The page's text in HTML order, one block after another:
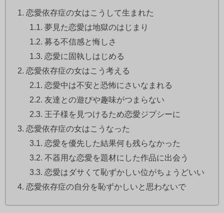
恋愛依存症の女はこうして生まれた
夢見た恋愛は地獄のはじまり
募る不信感と悔しさ
恋愛に固執しはじめる
恋愛依存症の女はこう考える
恋愛中は不安と恐怖にさいなまれる
友達との遊びや趣味がつまらない
王子様を見つけるため恋愛ジプシーに
恋愛依存症の女はこうなった
恋愛を優先した結果何も残らなかった
不器用な恋愛を題材にした作品に出会う
恋愛はダサくて恥ずかしい位がちょうどいい
恋愛依存症の自分を恥ずかしいと思わないで